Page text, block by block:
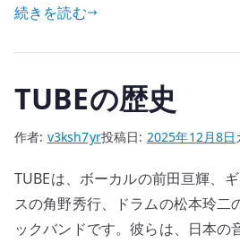
続きを読む
TUBEの歴史
作者: v3ksh7yr投稿日: 2025年12月8日
TUBEは、ボーカルの前田亘輝、
スの角野秀行、ドラムの松本玲二
ックバンドです。彼らは、日本の